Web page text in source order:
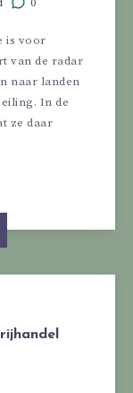
0
is voor
van de radar
naar landen
In de
ze daar